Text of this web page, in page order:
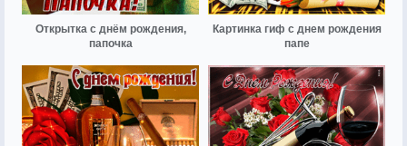
Открытка с днём рождения,
папочка
Картинка гиф с днем рождения
папе